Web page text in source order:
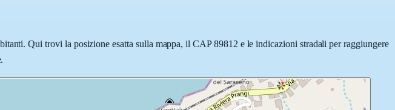
Qui trovi la posizione esatta sulla mappa, il CAP 89812 e le indicazioni stradali per raggiungere